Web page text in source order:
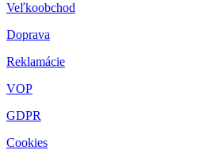
Veľkoobchod
Doprava
Reklamácie
VOP
GDPR
Cookies